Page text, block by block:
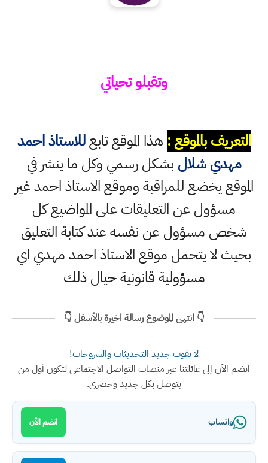
وتقبلو تحياتي
التعريف بالموقع : هذا الموقع تابعللاستاذ احمد
مهدي شلال بشكل رسمي وكل ما ينشر في
الموقع يخضع للمراقبة وموقع الاستاذ احمد غير
مسؤول عن التعليقات على المواضيع كل
شخص مسؤول عن نفسه عند كتابة التعليق
بحيث لا يتحمل موقع الاستاذ احمد مهدي اي
مسؤولية قانونية حيال ذلك
👇 انتهى الموضوع رسالة اخيرة بالأسفل 👇
لا تفوت جديد التحديثات والشروحات!
انضم الآن إلى عائلتنا عبر منصات التواصل الاجتماعي لتكون أول من
يتوصل بكل جديد وحصري.
واتساب انضم الآن